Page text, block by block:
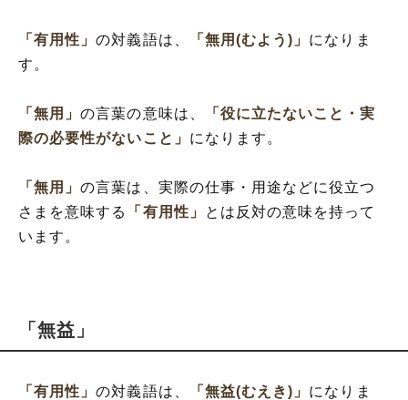
「有用性」の対義語は、 「無用(むよう)」 になりま
す。
「無用」の言葉の意味は、
「役に立たないこと・実
際の必要性がないこと」 になります。
「無用」の言葉は、実際の仕事・用途などに役立つ
さまを意味する
「有用性」
とは反対の意味を持って
います。
「無益」
「有用性」の対義語は、 「無益(むえき)」 になりま